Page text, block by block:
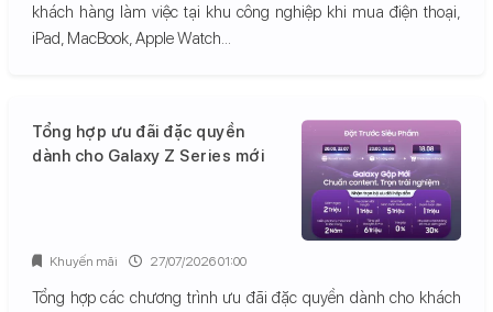
khách hàng làm việc tại khu công nghiệp khi mua điện thoại,
iPad, MacBook, Apple Watch...
Tổng hợp ưu đãi đặc quyền
dành cho Galaxy Z Series mới
Tổng hợp các chương trình ưu đãi đặc quyền dành cho khách
Khuyến mãi 27/07/2026 01:00